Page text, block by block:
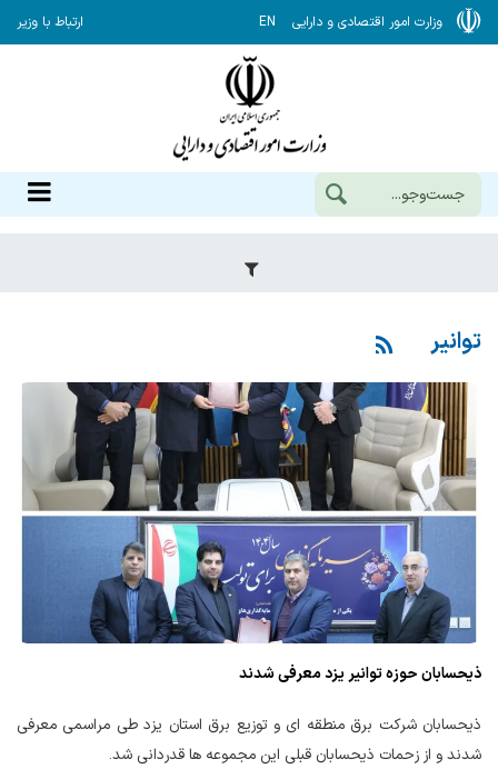
وزارت امور اقتصادی و دارایی EN ارتباط با وزیر
توانیر
ذیحسابان حوزه توانیر یزد معرفی شدند
ذیحسابان شرکت برق منطقه ای و توزیع برق استان یزد طی مراسمی معرفی
شدند و از زحمات ذیحسابان قبلی این مجموعه ها قدردانی شد.